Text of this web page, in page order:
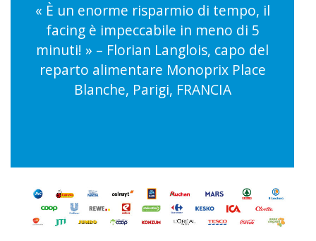
« È un enorme risparmio di tempo, il
facing è impeccabile in meno di 5
minuti! » – Florian Langlois, capo del
reparto alimentare Monoprix Place
Blanche, Parigi, FRANCIA